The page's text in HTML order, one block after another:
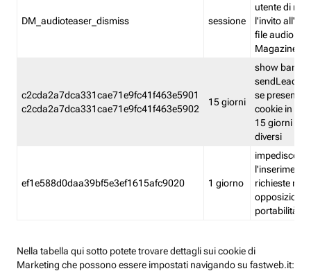
DM_audioteaser_dismiss sessione
utente di
l'invito
file audio del
Magazine
c2cda2a7dca331cae71e9fc41f463e5901
c2cda2a7dca331cae71e9fc41f463e5902
15 giorni
show banner
sendLead
se presenti
cookie in un
15 giorni e
diversi
ef1e588d0daa39bf5e3ef1615afc9020 1 giorno
impedisce
l'inserimento
richieste
opposizione
portabilità
Nella tabella qui sotto potete trovare dettagli sui cookie di
Marketing che possono essere impostati navigando su fastweb.it: